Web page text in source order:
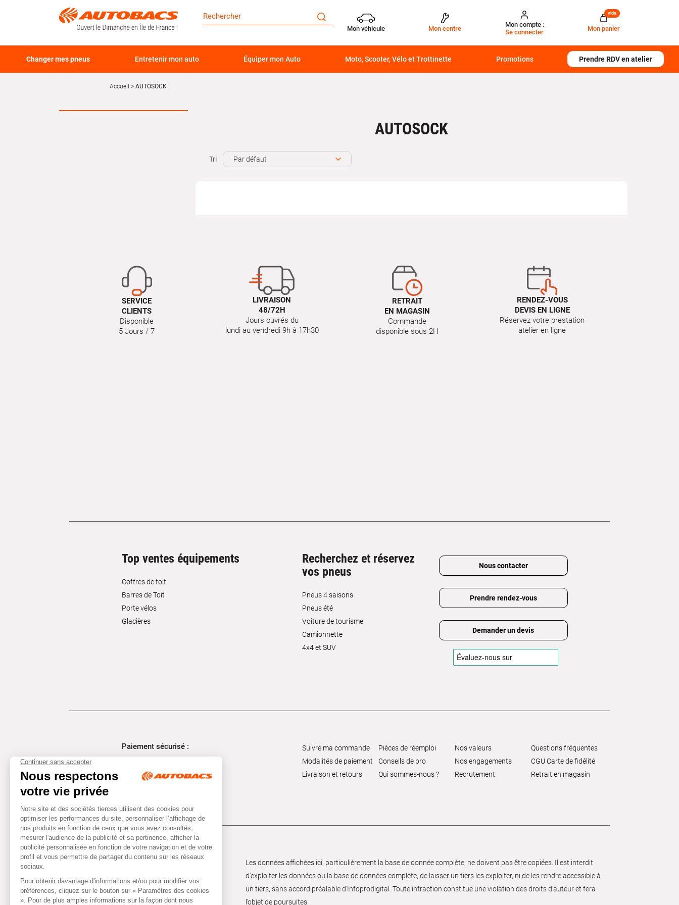
Mon véhicule Mon centre
Mon compte :
Se connecter
Mon panier
vide
Changer mes pneus Entretenir mon auto Équiper mon Auto Moto, Scooter, Vélo et Trottinette Promotions Prendre RDV en atelier
Accueil AUTOSOCK
AUTOSOCK
Tri Par défaut
SERVICE
CLIENTS
Disponible
5 Jours / 7
LIVRAISON
48/72H
Jours ouvrés du
lundi au vendredi 9h à 17h30
RETRAIT
EN MAGASIN
Commande
disponible sous 2H
RENDEZ-VOUS
DEVIS EN LIGNE
Réservez votre prestation
atelier en ligne
Top ventes équipements
Coffres de toit
Barres de Toit
Porte vélos
Glacières
Recherchez et réservez
vos pneus
Pneus 4 saisons
Pneus été
Voiture de tourisme
Camionnette
4x4 et SUV
Nous contacter
Prendre rendez-vous
Demander un devis
Paiement sécurisé :
Suivre ma commande
Modalités de paiement
Livraison et retours
Pièces de réemploi
Conseils de pro
Qui sommes-nous ?
Nos valeurs
Nos engagements
Recrutement
Questions fréquentes
CGU Carte de fidélité
Retrait en magasin
Les données affichées ici, particulièrement la base de donnée complète, ne doivent pas être copiées. Il est interdit
d’exploiter les données ou la base de données complète, de laisser un tiers les exploiter, ni de les rendre accessible à
un tiers, sans accord préalable d'Infoprodigital. Toute infraction constitue une violation des droits d’auteur et fera
l’objet de poursuites.